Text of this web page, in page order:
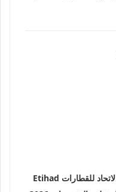
وظائف شركة الاتحاد للقطارات Etihad